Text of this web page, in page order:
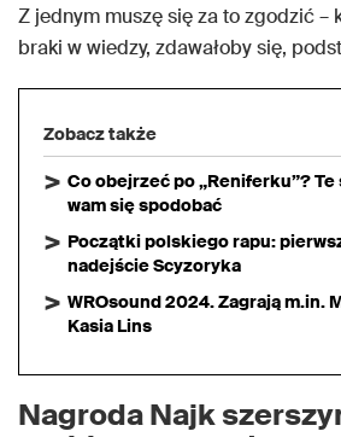
Z jednym muszę się za to zgodzić –
braki w wiedzy, zdawałoby się,
Zobacz także
Co obejrzeć po „Reniferku”?
wam się spodobać
Początki polskiego rapu:
nadejście Scyzoryka
WROsound 2024. Zagrają m.in.
Kasia Lins
Nagroda Najk